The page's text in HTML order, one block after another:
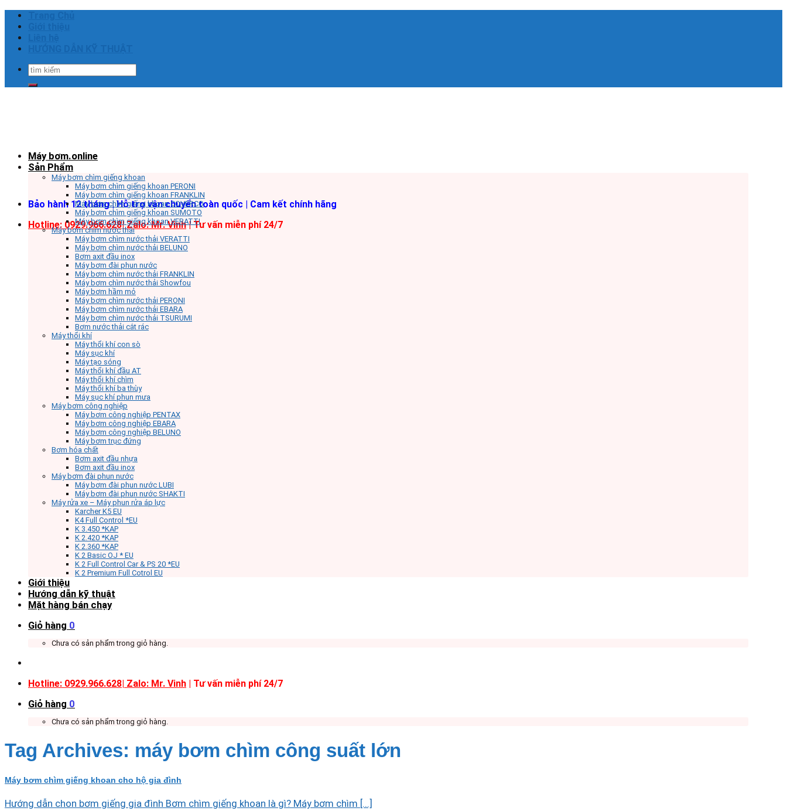
Skip
content
Tìm
Bảo hành 12 tháng | Hỗ trợ vận chuyển toàn quốc | Cam kết chính hãng
Hotline: 0929.966.628|Zalo: Mr. Vinh| Tư vấn miễn phí 24/7
Máy bơm.online
Sản Phẩm
Máy bơm chìm giếng khoan
Máy bơm chìm giếng khoan PERONI
Máy bơm chìm giếng khoan FRANKLIN
Máy bơm chìm giếng khoan COVERCO
Máy bơm chìm giếng khoan SUMOTO
Máy bơm chìm giếng khoan VERATTI
Máy bơm chìm nước thải
Máy bơm chìm nước thải VERATTI
Máy bơm chìm nước thải BELUNO
Bơm axit đầu inox
Máy bơm đài phun nước
Máy bơm chìm nước thải FRANKLIN
Máy bơm chìm nước thải Showfou
Máy bơm hầm mỏ
Máy bơm chìm nước thải PERONI
Máy bơm chìm nước thải EBARA
Máy bơm chìm nước thải TSURUMI
Bơm nước thải cắt rác
Máy thổi khí
Máy thổi khí con sò
Máy sục khí
Máy tạo sóng
Máy thổi khí đầu AT
Máy thổi khí chìm
Máy thổi khí ba thùy
Máy sục khí phun mưa
Máy bơm công nghiệp
Máy bơm công nghiệp PENTAX
Máy bơm công nghiệp EBARA
Máy bơm công nghiệp BELUNO
Máy bơm trục đứng
Bơm hóa chất
Bơm axit đầu nhựa
Bơm axit đầu inox
Máy bơm đài phun nước
Máy bơm đài phun nước LUBI
Máy bơm đài phun nước SHAKTI
Máy rửa xe – Máy phun rửa áp lực
Karcher K5 EU
K4 Full Control *EU
K 3.450 *KAP
K 2.420 *KAP
K 2.360 *KAP
K 2 Basic OJ * EU
K 2 Full Control Car & PS 20 *EU
K 2 Premium Full Cotrol EU
Giới thiệu
Hướng dẫn kỹ thuật
Mặt hàng bán chạy
Giỏ hàng 0
Chưa có sản phẩm trong giỏ hàng.
Hotline: 0929.966.628| Zalo: Mr. Vinh | Tư vấn miễn phí 24/7
Giỏ hàng 0
Chưa có sản phẩm trong giỏ hàng.
Tag Archives: máy bơm chìm công suất lớn
Máy bơm chìm giếng khoan cho hộ gia đình
Hướng dẫn chon bơm giếng gia đình Bơm chìm giếng khoan là gì? Máy bơm chìm [...]